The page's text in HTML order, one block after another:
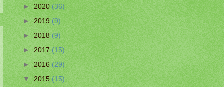
►2020 (36)
►2019(9)
►2018(9)
► 2017(15)
► 2016(29)
▼2015(15)